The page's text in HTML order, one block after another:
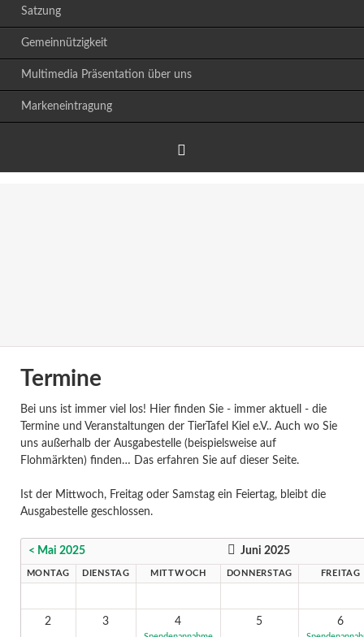
Satzung
Gemeinnützigkeit
Multimedia Präsentation über uns
Markeneintragung
Termine
Bei uns ist immer viel los! Hier finden Sie - immer aktuell - die
Termine und Veranstaltungen der TierTafel Kiel e.V.. Auch wo Sie
uns außerhalb der Ausgabestelle (beispielsweise auf
Flohmärkten) finden… Das erfahren Sie auf dieser Seite.
Ist der Mittwoch, Freitag oder Samstag ein Feiertag, bleibt die
Ausgabestelle geschlossen.
< Mai 2025 Juni 2025
MONTAG DIENSTAG MITTWOCH DONNERSTAG FREITAG
2 3 4 5 6